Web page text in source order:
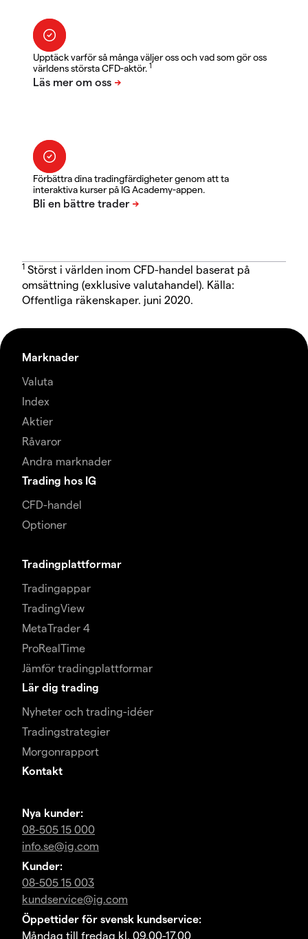
Upptäck varför så många väljer oss och vad som gör oss
världens största CFD-aktör. 1
Förbättra dina tradingfärdigheter genom att ta
interaktiva kurser på IG Academy-appen.
1 Störst i världen inom CFD-handel baserat på
omsättning (exklusive valutahandel). Källa:
Offentliga räkenskaper. juni 2020.
Marknader
Valuta
Index
Aktier
Råvaror
Andra marknader
Trading hos IG
CFD-handel
Optioner
Tradingplattformar
Tradingappar
TradingView
MetaTrader 4
ProRealTime
Jämför tradingplattformar
Lär dig trading
Nyheter och trading-idéer
Tradingstrategier
Morgonrapport
Kontakt
Nya kunder:
08-505 15 000
info.se@ig.com
Kunder:
08-505 15 003
kundservice@ig.com
Öppettider för svensk kundservice:
Måndag till fredag kl. 09.00-17.00